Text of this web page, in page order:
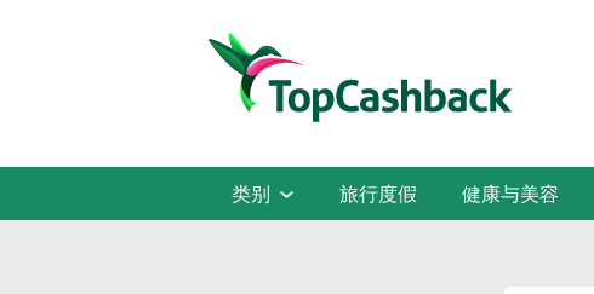
类别 旅行度假 健康与美容